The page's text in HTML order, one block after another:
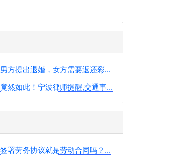
男方提出退婚，女方需要返还彩...
竟然如此！宁波律师提醒,交通事...
签署劳务协议就是劳动合同吗？...